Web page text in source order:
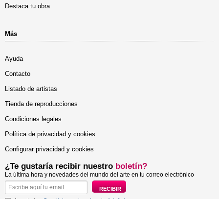
Destaca tu obra
Más
Ayuda
Contacto
Listado de artistas
Tienda de reproducciones
Condiciones legales
Política de privacidad y cookies
Configurar privacidad y cookies
¿Te gustaría recibir nuestro boletín?
La última hora y novedades del mundo del arte en tu correo electrónico